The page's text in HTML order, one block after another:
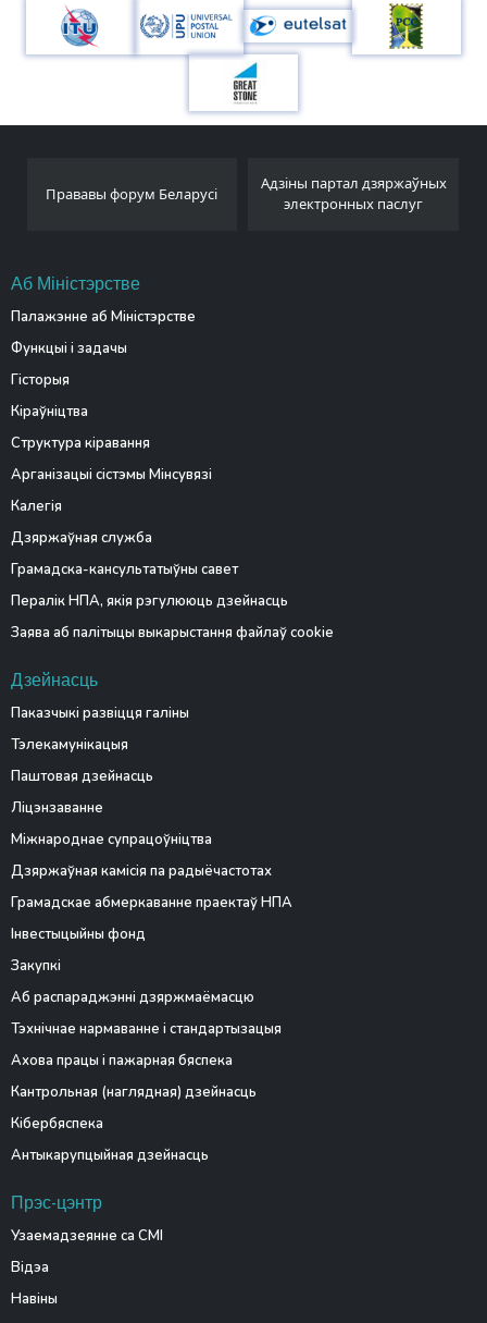
электронных паслуг
Беларускае тэлеграфнае
агенцтва
Аб Міністэрстве
Палажэнне аб Міністэрстве
Функцыі і задачы
Гісторыя
Кіраўніцтва
Структура кіравання
Арганізацыі сістэмы Мінсувязі
Калегія
Дзяржаўная служба
Грамадска-кансультатыўны савет
Пералік НПА, якія рэгулююць дзейнасць
Заява аб палітыцы выкарыстання файлаў cookie
Дзейнасць
Паказчыкі развіцця галіны
Тэлекамунікацыя
Паштовая дзейнасць
Ліцэнзаванне
Міжнароднае супрацоўніцтва
Дзяржаўная камісія па радыёчастотах
Грамадскае абмеркаванне праектаў НПА
Інвестыцыйны фонд
Закупкі
Аб распараджэнні дзяржмаёмасцю
Тэхнічнае нармаванне і стандартызацыя
Ахова працы і пажарная бяспека
Кантрольная (наглядная) дзейнасць
Кібербяспека
Антыкарупцыйная дзейнасць
Прэс-цэнтр
Узаемадзеянне са СМІ
Відэа
Навіны